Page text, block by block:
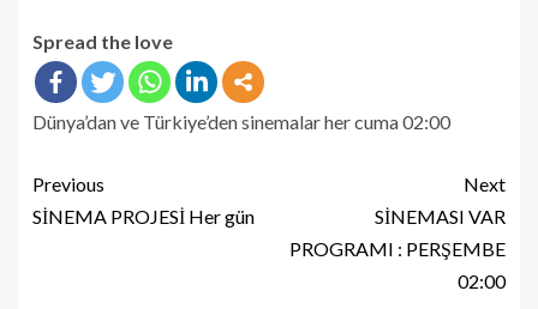
Spread the love
Dünya’dan ve Türkiye’den sinemalar her cuma 02:00
Previous
SİNEMA PROJESİ Her gün
Next
SİNEMASI VAR
PROGRAMI : PERŞEMBE
02:00